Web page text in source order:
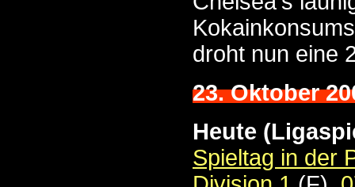
droht nun eine
23. Oktober
Heute
Spieltag in der